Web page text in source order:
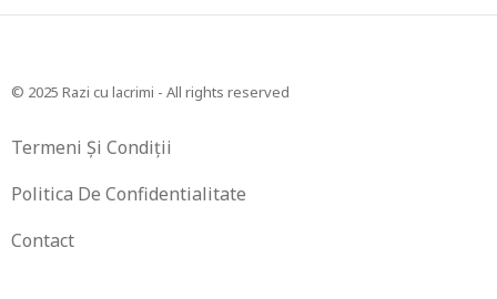
© 2025 Razi cu lacrimi - All rights reserved
Termeni Și Condiții
Politica De Confidentialitate
Contact